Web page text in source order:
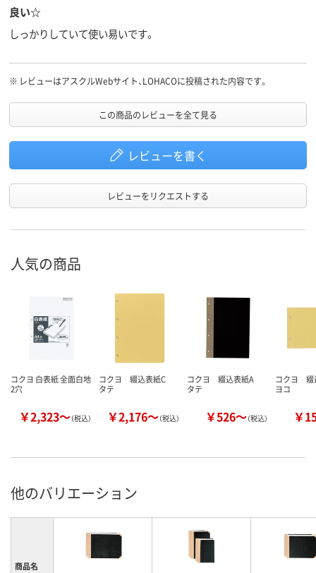
良い☆
しっかりしていて使い易いです。
※ レビューはアスクルWebサイト、LOHACOに投稿された内容です。
この商品のレビューを全て見る
レビューを書く
レビューをリクエストする
人気の商品
コクヨ 白表紙 全面白地
2穴
￥2,323～（税込）
コクヨ 綴込表紙C
タテ
￥2,176～（税込）
コクヨ 綴込表紙A
タテ
￥526～（税込）
コクヨ
ヨコ
￥
他のバリエーション
商品名